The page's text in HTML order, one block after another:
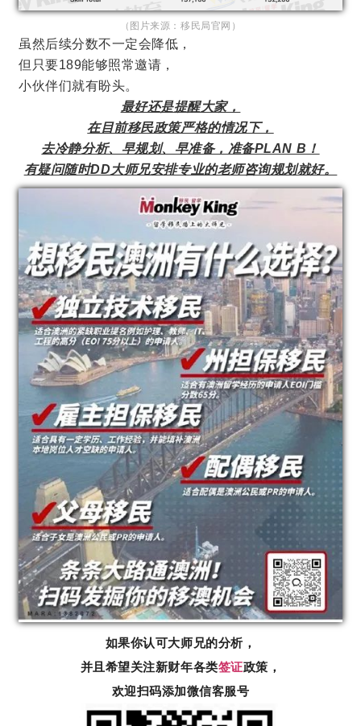
（图片来源：移民局官网）
虽然后续分数不一定会降低，
但只要189能够照常邀请，
小伙伴们就有盼头。
最好还是提醒大家，
在目前移民政策严格的情况下，
去冷静分析、早规划、早准备，准备PLAN B！
有疑问随时DD大师兄安排专业的老师咨询规划就好。
如果你认可大师兄的分析，
并且希望关注新财年各类签证政策，
欢迎扫码添加微信客服号